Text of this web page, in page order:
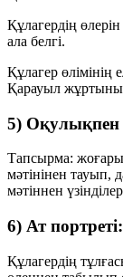
Құлагердің өлерін
ала белгі.
Құлагер өлімінің
Қарауыл
5) Оқулықпен
Тапсырма:
мәтінінен тауып,
мәтіннен үзінділер
6) Ат
Құлагердің